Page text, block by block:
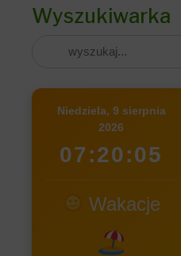
Wyszukiwarka
Niedziela, 9 sierpnia
2026
07:20:05
Wakacje